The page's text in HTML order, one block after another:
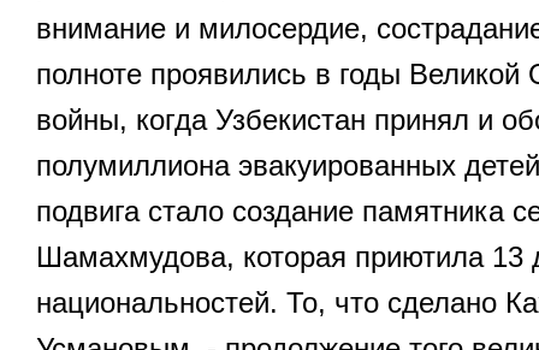
внимание и милосердие,
полноте проявились в годы Великой
войны, когда Узбекистан принял и
полумиллиона эвакуированных
подвига стало создание памятника
Шамахмудова, которая приютила 13
национальностей. То, что сделано